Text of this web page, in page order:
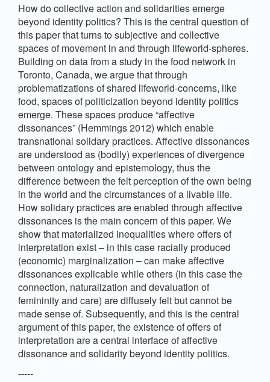
How do collective action and solidarities emerge
beyond identity politics? This is the central question of
this paper that turns to subjective and collective
spaces of movement in and through lifeworld-spheres.
Building on data from a study in the food network in
Toronto, Canada, we argue that through
problematizations of shared lifeworld-concerns, like
food, spaces of politicization beyond identity politics
emerge. These spaces produce “affective
dissonances” (Hemmings 2012) which enable
transnational solidary practices. Affective dissonances
are understood as (bodily) experiences of divergence
between ontology and epistemology, thus the
difference between the felt perception of the own being
in the world and the circumstances of a livable life.
How solidary practices are enabled through affective
dissonances is the main concern of this paper. We
show that materialized inequalities where offers of
interpretation exist – in this case racially produced
(economic) marginalization – can make affective
dissonances explicable while others (in this case the
connection, naturalization and devaluation of
femininity and care) are diffusely felt but cannot be
made sense of. Subsequently, and this is the central
argument of this paper, the existence of offers of
interpretation are a central interface of affective
dissonance and solidarity beyond identity politics.
-----